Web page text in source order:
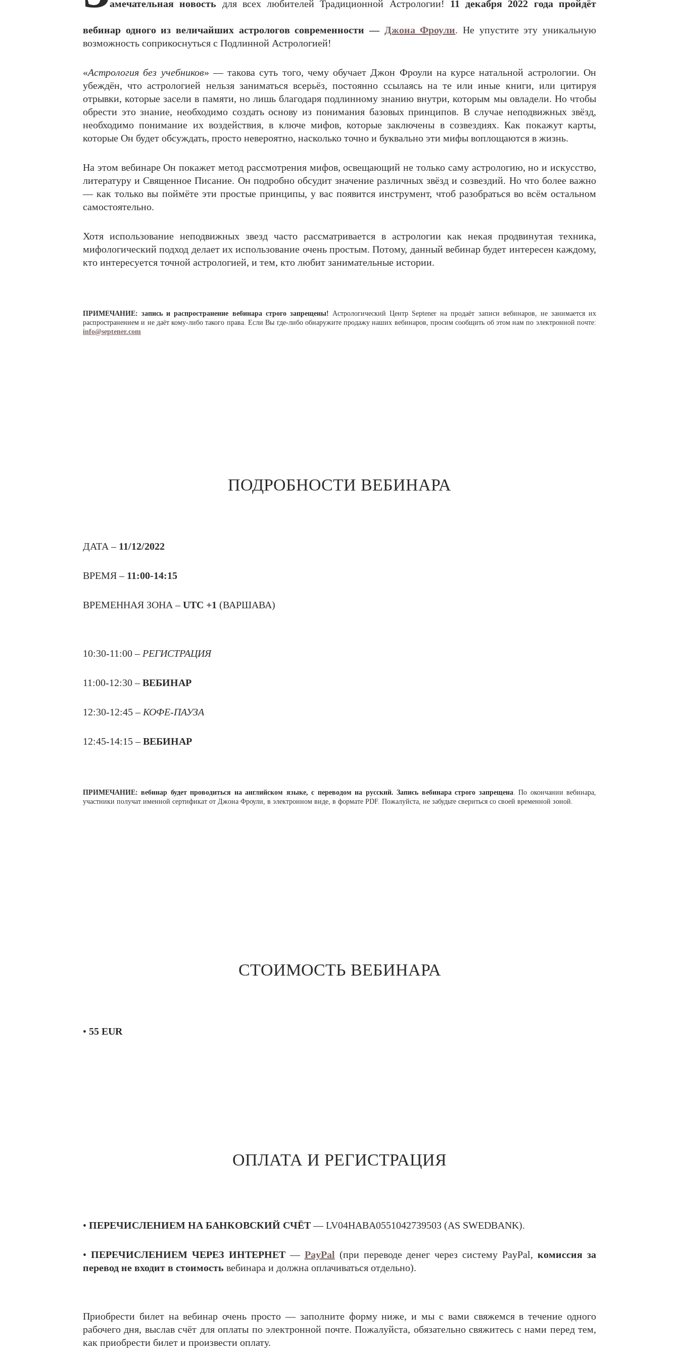
амечательная новость для всех любителей Традиционной Астрологии! 11 декабря 2022 года пройдёт
вебинар одного из величайших астрологов современности — Джона Фроули. Не упустите эту уникальную
возможность соприкоснуться с Подлинной Астрологией!
«Астрология без учебников» — такова суть того, чему обучает Джон Фроули на курсе натальной астрологии. Он
убеждён, что астрологией нельзя заниматься всерьёз, постоянно ссылаясь на те или иные книги, или цитируя
отрывки, которые засели в памяти, но лишь благодаря подлинному знанию внутри, которым мы овладели. Но чтобы
обрести это знание, необходимо создать основу из понимания базовых принципов. В случае неподвижных звёзд,
необходимо понимание их воздействия, в ключе мифов, которые заключены в созвездиях. Как покажут карты,
которые Он будет обсуждать, просто невероятно, насколько точно и буквально эти мифы воплощаются в жизнь.
На этом вебинаре Он покажет метод рассмотрения мифов, освещающий не только саму астрологию, но и искусство,
литературу и Священное Писание. Он подробно обсудит значение различных звёзд и созвездий. Но что более важно
— как только вы поймёте эти простые принципы, у вас появится инструмент, чтоб разобраться во всём остальном
самостоятельно.
Хотя использование неподвижных звезд часто рассматривается в астрологии как некая продвинутая техника,
мифологический подход делает их использование очень простым. Потому, данный вебинар будет интересен каждому,
кто интересуется точной астрологией, и тем, кто любит занимательные истории.
ПРИМЕЧАНИЕ: запись и распространение вебинара строго запрещены! Астрологический Центр Septener на продаёт записи вебинаров, не занимается их
распространением и не даёт кому-либо такого права. Если Вы где-либо обнаружите продажу наших вебинаров, просим сообщить об этом нам по электронной почте:
info@septener.com
ПОДРОБНОСТИ ВЕБИНАРА
ДАТА – 11/12/2022
ВРЕМЯ – 11:00-14:15
ВРЕМЕННАЯ ЗОНА –UTC +1 (ВАРШАВА)
10:30-11:00 – РЕГИСТРАЦИЯ
11:00-12:30 –ВЕБИНАР
12:30-12:45 – КОФЕ-ПАУЗА
12:45-14:15 –ВЕБИНАР
ПРИМЕЧАНИЕ: вебинар будет проводиться на английском языке, с переводом на русский. Запись вебинара строго запрещена. По окончании вебинара,
участники получат именной сертификат от Джона Фроули, в электронном виде, в формате PDF. Пожалуйста, не забудьте свериться со своей временной зоной.
СТОИМОСТЬ ВЕБИНАРА
• 55 EUR
ОПЛАТА И РЕГИСТРАЦИЯ
• ПЕРЕЧИСЛЕНИЕМ НА БАНКОВСКИЙ СЧЁТ— LV04HABA0551042739503 (AS SWEDBANK).
• ПЕРЕЧИСЛЕНИЕМ ЧЕРЕЗ ИНТЕРНЕТ— PayPal (при переводе денег через систему PayPal,комиссия за
перевод не входит в стоимость вебинара и должна оплачиваться отдельно).
Приобрести билет на вебинар очень просто — заполните форму ниже, и мы с вами свяжемся в течение одного
рабочего дня, выслав счёт для оплаты по электронной почте. Пожалуйста, обязательно свяжитесь с нами перед тем,
как приобрести билет и произвести оплату.